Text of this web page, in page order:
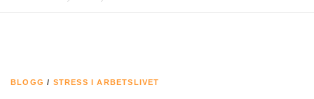
BLOGG / STRESS I ARBETSLIVET